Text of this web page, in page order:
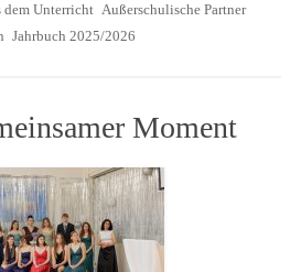
dem Unterricht Außerschulische Partner
Jahrbuch 2025/2026
Moment